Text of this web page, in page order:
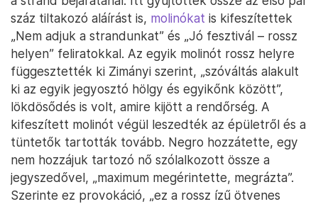
száz tiltakozó aláírást is, molinókat is kifeszítettek
„Nem adjuk a strandunkat” és „Jó fesztivál – rossz
helyen” feliratokkal. Az egyik molinót rossz helyre
függesztették ki Zimányi szerint, „szóváltás alakult
ki az egyik jegyosztó hölgy és egyikőnk között”,
lökdösődés is volt, amire kijött a rendőrség. A
kifeszített molinót végül leszedték az épületről és a
tüntetők tartották tovább. Negro hozzátette, egy
nem hozzájuk tartozó nő szólalkozott össze a
jegyszedővel, „maximum megérintette, megrázta”.
Szerinte ez provokáció, „ez a rossz ízű ötvenes